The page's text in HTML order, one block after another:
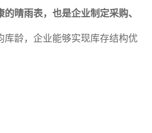
晴雨表，也是企业制定采购、
龄，企业能够实现库存结构优